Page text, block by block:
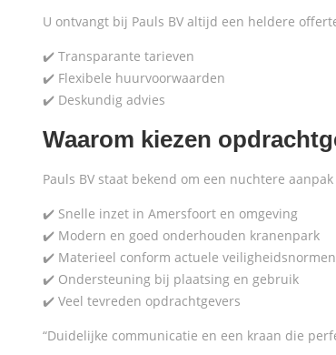
U ontvangt bij Pauls BV altijd een heldere
✔️ Transparante tarieven
✔️ Flexibele huurvoorwaarden
✔️ Deskundig advies
Waarom kiezen
Pauls BV staat bekend om een nuchtere
✔️ Snelle inzet in Amersfoort en omgeving
✔️ Modern en goed onderhouden kranenpark
✔️ Materieel conform actuele veiligheidsnormen
✔️ Ondersteuning bij plaatsing en gebruik
✔️ Veel tevreden opdrachtgevers
“Duidelijke communicatie en een kraan die